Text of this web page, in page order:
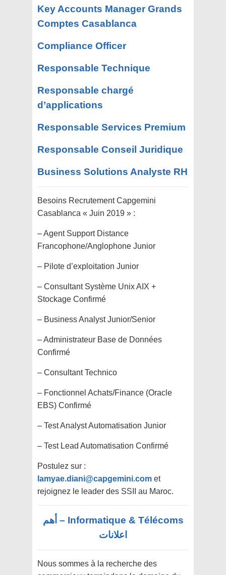
Key Accounts Manager Grands
Comptes Casablanca
Compliance Officer
Responsable Technique
Responsable chargé
d’applications
Responsable Services Premium
Responsable Conseil Juridique
Business Solutions Analyste RH
Besoins Recrutement Capgemini
Casablanca « Juin 2019 » :
– Agent Support Distance
Francophone/Anglophone Junior
– Pilote d’exploitation Junior
– Consultant Système Unix AIX +
Stockage Confirmé
– Business Analyst Junior/Senior
– Administrateur Base de Données
Confirmé
– Consultant Technico
– Fonctionnel Achats/Finance (Oracle
EBS) Confirmé
– Test Analyst Automatisation Junior
– Test Lead Automatisation Confirmé
Postulez sur :
lamyae.diani@capgemini.com et
rejoignez le leader des SSII au Maroc.
Informatique & Télécoms – أهم
اعلانات
Nous sommes à la recherche des